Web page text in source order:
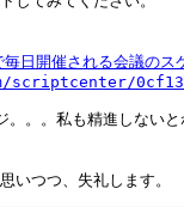
催される会議のス
。。。私も精進しない